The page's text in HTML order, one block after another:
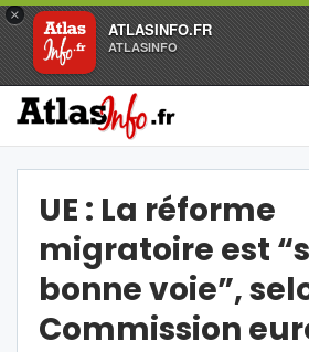
×
ATLASINFO.FR
ATLASINFO
UE : La réforme
migratoire est
bonne voie”,
Commission